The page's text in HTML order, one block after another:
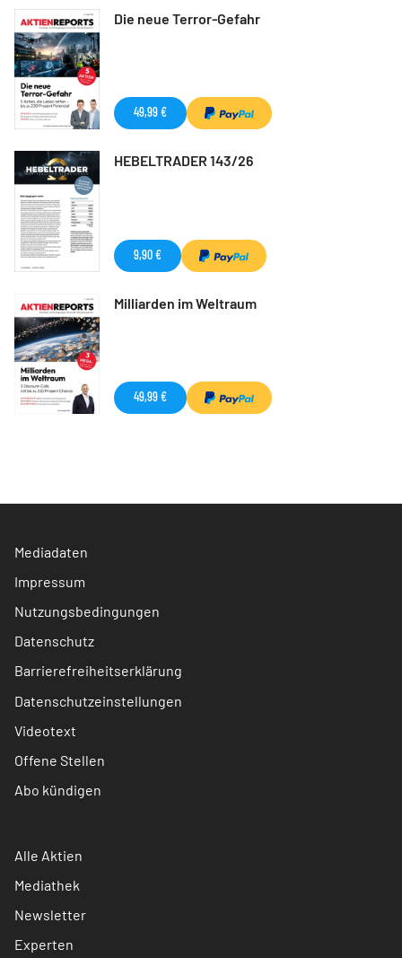
Die neue Terror-Gefahr
49,99 €
HEBELTRADER 143/26
9,90 €
Milliarden im Weltraum
49,99 €
Mediadaten
Impressum
Nutzungsbedingungen
Datenschutz
Barrierefreiheitserklärung
Datenschutzeinstellungen
Videotext
Offene Stellen
Abo kündigen
Alle Aktien
Mediathek
Newsletter
Experten